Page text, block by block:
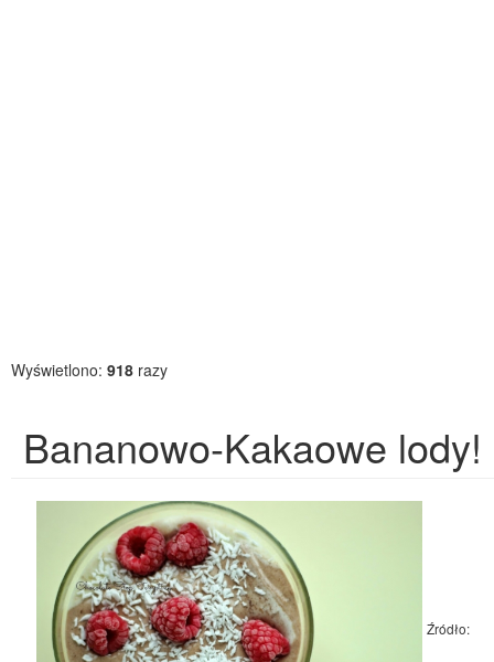
Wyświetlono: 918 razy
Bananowo-Kakaowe lody!
Źródło: